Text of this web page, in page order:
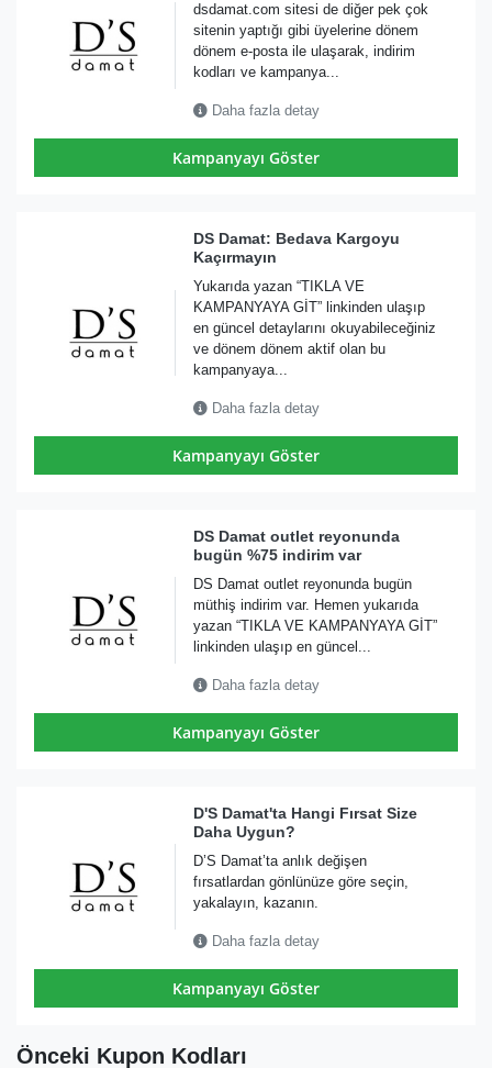
dsdamat.com sitesi de diğer pek çok
sitenin yaptığı gibi üyelerine dönem
dönem e-posta ile ulaşarak, indirim
kodları ve kampanya...
Daha fazla detay
Kampanyayı Göster
DS Damat: Bedava Kargoyu
Kaçırmayın
Yukarıda yazan “TIKLA VE
KAMPANYAYA GİT” linkinden ulaşıp
en güncel detaylarını okuyabileceğiniz
ve dönem dönem aktif olan bu
kampanyaya...
Daha fazla detay
Kampanyayı Göster
DS Damat outlet reyonunda
bugün %75 indirim var
DS Damat outlet reyonunda bugün
müthiş indirim var. Hemen yukarıda
yazan “TIKLA VE KAMPANYAYA GİT”
linkinden ulaşıp en güncel...
Daha fazla detay
Kampanyayı Göster
D'S Damat'ta Hangi Fırsat Size
Daha Uygun?
D’S Damat’ta anlık değişen
fırsatlardan gönlünüze göre seçin,
yakalayın, kazanın.
Daha fazla detay
Kampanyayı Göster
Önceki Kupon Kodları